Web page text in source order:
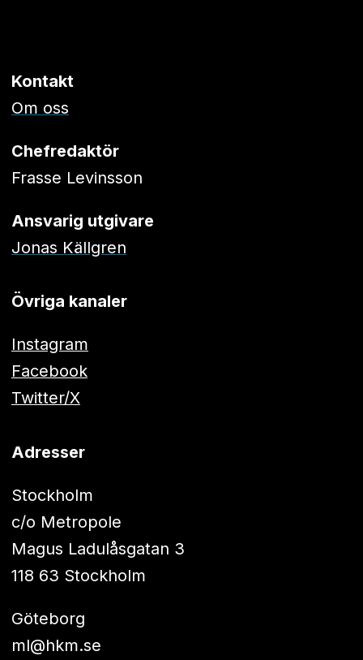
Kontakt
Om oss
Chefredaktör
Frasse Levinsson
Ansvarig utgivare
Jonas Källgren
Övriga kanaler
Instagram
Facebook
Twitter/X
Adresser
Stockholm
c/o Metropole
Magus Ladulåsgatan 3
118 63 Stockholm
Göteborg
ml@hkm.se